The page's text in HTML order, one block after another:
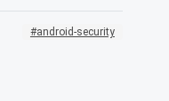
android-security